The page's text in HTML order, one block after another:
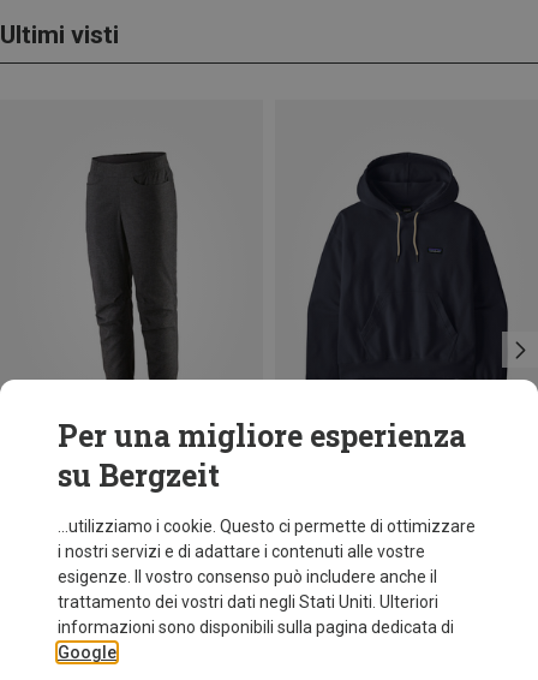
Ultimi visti
+1 Taglie
Patagonia
Pantaloni Hampi Rock donna
S S M M
Per una migliore esperienza
su Bergzeit
...utilizziamo i cookie. Questo ci permette di ottimizzare
i nostri servizi e di adattare i contenuti alle vostre
esigenze. Il vostro consenso può includere anche il
trattamento dei vostri dati negli Stati Uniti. Ulteriori
informazioni sono disponibili sulla pagina dedicata di
Google